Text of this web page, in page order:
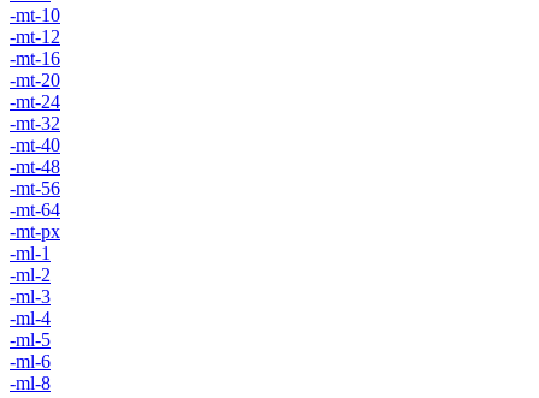
-mt-10
-mt-12
-mt-16
-mt-20
-mt-24
-mt-32
-mt-40
-mt-48
-mt-56
-mt-64
-mt-px
-ml-1
-ml-2
-ml-3
-ml-4
-ml-5
-ml-6
-ml-8